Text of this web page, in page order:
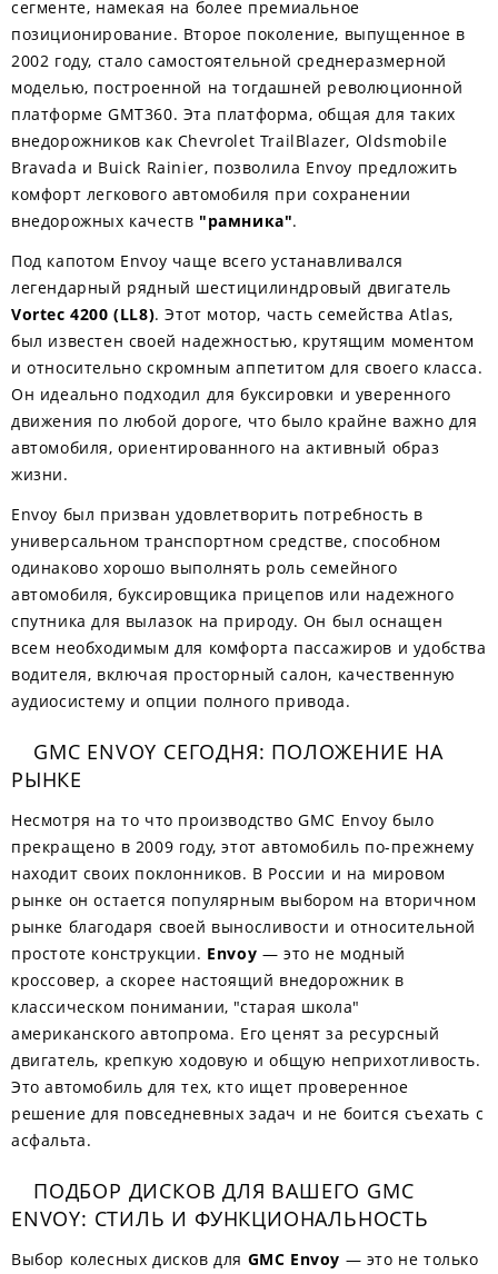
сегменте, намекая на более премиальное
позиционирование. Второе поколение, выпущенное в
2002 году, стало самостоятельной среднеразмерной
моделью, построенной на тогдашней революционной
платформе GMT360. Эта платформа, общая для таких
внедорожников как Chevrolet TrailBlazer, Oldsmobile
Bravada и Buick Rainier, позволила Envoy предложить
комфорт легкового автомобиля при сохранении
внедорожных качеств "рамника".
Под капотом Envoy чаще всего устанавливался
легендарный рядный шестицилиндровый двигатель
Vortec 4200 (LL8). Этот мотор, часть семейства Atlas,
был известен своей надежностью, крутящим моментом
и относительно скромным аппетитом для своего класса.
Он идеально подходил для буксировки и уверенного
движения по любой дороге, что было крайне важно для
автомобиля, ориентированного на активный образ
жизни.
Envoy был призван удовлетворить потребность в
универсальном транспортном средстве, способном
одинаково хорошо выполнять роль семейного
автомобиля, буксировщика прицепов или надежного
спутника для вылазок на природу. Он был оснащен
всем необходимым для комфорта пассажиров и удобства
водителя, включая просторный салон, качественную
аудиосистему и опции полного привода.
GMC ENVOY СЕГОДНЯ: ПОЛОЖЕНИЕ НА
РЫНКЕ
Несмотря на то что производство GMC Envoy было
прекращено в 2009 году, этот автомобиль по-прежнему
находит своих поклонников. В России и на мировом
рынке он остается популярным выбором на вторичном
рынке благодаря своей выносливости и относительной
простоте конструкции. Envoy — это не модный
кроссовер, а скорее настоящий внедорожник в
классическом понимании, "старая школа"
американского автопрома. Его ценят за ресурсный
двигатель, крепкую ходовую и общую неприхотливость.
Это автомобиль для тех, кто ищет проверенное
решение для повседневных задач и не боится съехать с
асфальта.
ПОДБОР ДИСКОВ ДЛЯ ВАШЕГО GMC
ENVOY: СТИЛЬ И ФУНКЦИОНАЛЬНОСТЬ
Выбор колесных дисков для GMC Envoy — это не только